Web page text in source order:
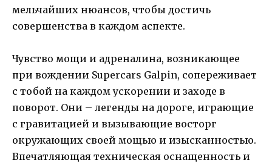
мельчайших нюансов, чтобы достичь
совершенства в каждом аспекте.
Чувство мощи и адреналина, возникающее
при вождении Supercars Galpin, сопереживает
с тобой на каждом ускорении и заходе в
поворот. Они – легенды на дороге, играющие
с гравитацией и вызывающие восторг
окружающих своей мощью и изысканностью.
Впечатляющая техническая оснащенность и